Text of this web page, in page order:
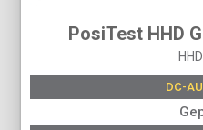
PosiTest HHD
DC-